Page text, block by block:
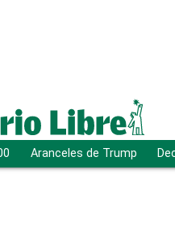
Aranceles de Trump